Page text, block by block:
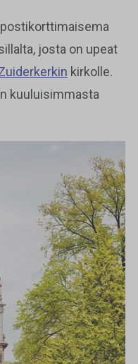
josta on upeat
kirkolle.
kuuluisimmasta